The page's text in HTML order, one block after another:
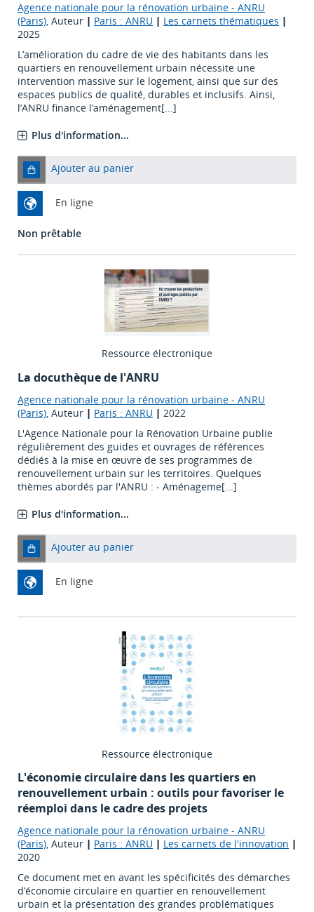
Agence nationale pour la rénovation urbaine - ANRU
(Paris), Auteur | Paris : ANRU | Les carnets thématiques |
2025
L’amélioration du cadre de vie des habitants dans les
quartiers en renouvellement urbain nécessite une
intervention massive sur le logement, ainsi que sur des
espaces publics de qualité, durables et inclusifs. Ainsi,
l’ANRU finance l’aménagement[...]
Plus d'information...
Ajouter au panier
En ligne
Non prêtable
Ressource électronique
La docuthèque de l'ANRU
Agence nationale pour la rénovation urbaine - ANRU
(Paris), Auteur | Paris : ANRU | 2022
L'Agence Nationale pour la Rénovation Urbaine publie
régulièrement des guides et ouvrages de références
dédiés à la mise en œuvre de ses programmes de
renouvellement urbain sur les territoires. Quelques
thèmes abordés par l'ANRU : - Aménageme[...]
Plus d'information...
Ajouter au panier
En ligne
Ressource électronique
L'économie circulaire dans les quartiers en
renouvellement urbain : outils pour favoriser le
réemploi dans le cadre des projets
Agence nationale pour la rénovation urbaine - ANRU
(Paris), Auteur | Paris : ANRU | Les carnets de l'innovation |
2020
Ce document met en avant les spécificités des démarches
d’économie circulaire en quartier en renouvellement
urbain et la présentation des grandes problématiques